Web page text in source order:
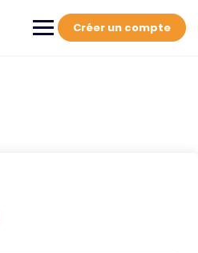
Créer un compte